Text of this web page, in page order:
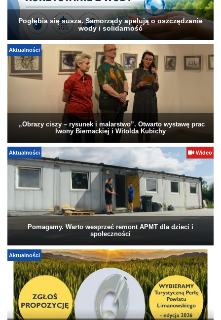
Pogłębia się susza. Samorządy apelują o oszczędzanie
wody i solidarność
Aktualności
„Obrazy ciszy – rysunek i malarstwo”. Otwarto wystawę prac
Iwony Biernackiej i Witolda Kubichy
Aktualności Wideo
Pomagamy. Warto wesprzeć remont APMT dla dzieci i
społeczności
Aktualności